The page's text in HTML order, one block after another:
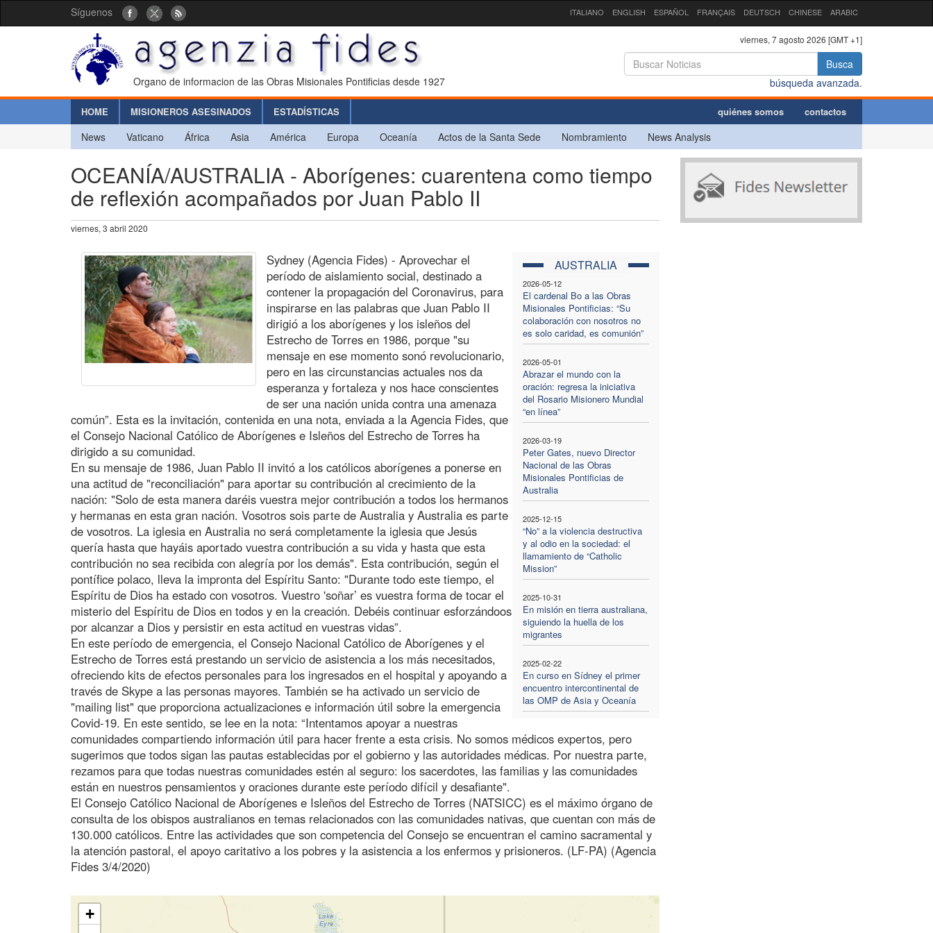
Síguenos ITALIANO ENGLISH ESPAÑOL FRANÇAIS DEUTSCH CHINESE ARABIC
Organo de informacion de las Obras Misionales Pontificias desde 1927
viernes, 7 agosto 2026 [GMT +1]
Busca
búsqueda avanzada.
HOME MISIONEROS ASESINADOS ESTADÍSTICAS quiénes somos contactos
News Vaticano África Asia América Europa Oceanía Actos de la Santa Sede Nombramiento News Analysis
OCEANÍA/AUSTRALIA - Aborígenes: cuarentena como tiempo
de reflexión acompañados por Juan Pablo II
viernes, 3 abril 2020
AUSTRALIA
2026-05-12
El cardenal Bo a las Obras
Misionales Pontificias: “Su
colaboración con nosotros no
es solo caridad, es comunión”
2026-05-01
Abrazar el mundo con la
oración: regresa la iniciativa
del Rosario Misionero Mundial
“en línea”
2026-03-19
Peter Gates, nuevo Director
Nacional de las Obras
Misionales Pontificias de
Australia
2025-12-15
“No” a la violencia destructiva
y al odio en la sociedad: el
llamamiento de “Catholic
Mission”
2025-10-31
En misión en tierra australiana,
siguiendo la huella de los
migrantes
2025-02-22
En curso en Sídney el primer
encuentro intercontinental de
las OMP de Asia y Oceanía
Sydney (Agencia Fides) - Aprovechar el
período de aislamiento social, destinado a
contener la propagación del Coronavirus, para
inspirarse en las palabras que Juan Pablo II
dirigió a los aborígenes y los isleños del
Estrecho de Torres en 1986, porque "su
mensaje en ese momento sonó revolucionario,
pero en las circunstancias actuales nos da
esperanza y fortaleza y nos hace conscientes
de ser una nación unida contra una amenaza
común”. Esta es la invitación, contenida en una nota, enviada a la Agencia Fides, que
el Consejo Nacional Católico de Aborígenes e Isleños del Estrecho de Torres ha
dirigido a su comunidad.
En su mensaje de 1986, Juan Pablo II invitó a los católicos aborígenes a ponerse en
una actitud de "reconciliación" para aportar su contribución al crecimiento de la
nación: "Solo de esta manera daréis vuestra mejor contribución a todos los hermanos
y hermanas en esta gran nación. Vosotros sois parte de Australia y Australia es parte
de vosotros. La iglesia en Australia no será completamente la iglesia que Jesús
quería hasta que hayáis aportado vuestra contribución a su vida y hasta que esta
contribución no sea recibida con alegría por los demás". Esta contribución, según el
pontífice polaco, lleva la impronta del Espíritu Santo: "Durante todo este tiempo, el
Espíritu de Dios ha estado con vosotros. Vuestro 'soñar’ es vuestra forma de tocar el
misterio del Espíritu de Dios en todos y en la creación. Debéis continuar esforzándoos
por alcanzar a Dios y persistir en esta actitud en vuestras vidas”.
En este período de emergencia, el Consejo Nacional Católico de Aborígenes y el
Estrecho de Torres está prestando un servicio de asistencia a los más necesitados,
ofreciendo kits de efectos personales para los ingresados en el hospital y apoyando a
través de Skype a las personas mayores. También se ha activado un servicio de
"mailing list" que proporciona actualizaciones e información útil sobre la emergencia
Covid-19. En este sentido, se lee en la nota: “Intentamos apoyar a nuestras
comunidades compartiendo información útil para hacer frente a esta crisis. No somos médicos expertos, pero
sugerimos que todos sigan las pautas establecidas por el gobierno y las autoridades médicas. Por nuestra parte,
rezamos para que todas nuestras comunidades estén al seguro: los sacerdotes, las familias y las comunidades
están en nuestros pensamientos y oraciones durante este período difícil y desafiante".
El Consejo Católico Nacional de Aborígenes e Isleños del Estrecho de Torres (NATSICC) es el máximo órgano de
consulta de los obispos australianos en temas relacionados con las comunidades nativas, que cuentan con más de
130.000 católicos. Entre las actividades que son competencia del Consejo se encuentran el camino sacramental y
la atención pastoral, el apoyo caritativo a los pobres y la asistencia a los enfermos y prisioneros. (LF-PA) (Agencia
Fides 3/4/2020)
+